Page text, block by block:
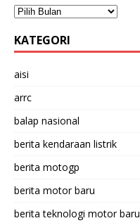
KATEGORI
aisi
arrc
balap nasional
berita kendaraan listrik
berita motogp
berita motor baru
berita teknologi motor baru